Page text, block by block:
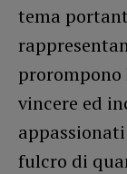
tema
vincere ed
fulcro di